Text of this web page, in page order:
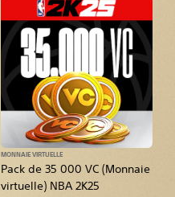
Pack de 35 000 VC (Monnaie
virtuelle) NBA 2K25
MONNAIE VIRTUELLE